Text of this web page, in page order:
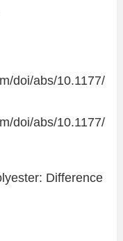
doi/abs/10.1177/
doi/abs/10.1177/
Difference